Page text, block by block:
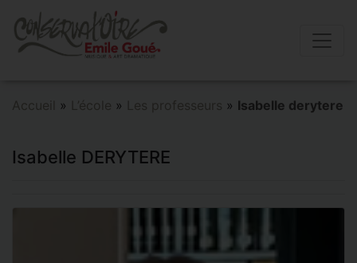
Accueil » L’école » Les professeurs » Isabelle derytere
Isabelle DERYTERE